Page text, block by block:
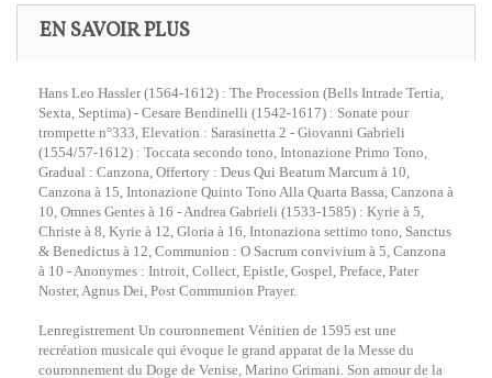
EN SAVOIR PLUS
Hans Leo Hassler (1564-1612) : The Procession (Bells Intrade Tertia,
Sexta, Septima) - Cesare Bendinelli (1542-1617) : Sonate pour
trompette n°333, Elevation : Sarasinetta 2 - Giovanni Gabrieli
(1554/57-1612) : Toccata secondo tono, Intonazione Primo Tono,
Gradual : Canzona, Offertory : Deus Qui Beatum Marcum à 10,
Canzona à 15, Intonazione Quinto Tono Alla Quarta Bassa, Canzona à
10, Omnes Gentes à 16 - Andrea Gabrieli (1533-1585) : Kyrie à 5,
Christe à 8, Kyrie à 12, Gloria à 16, Intonaziona settimo tono, Sanctus
& Benedictus à 12, Communion : O Sacrum convivium à 5, Canzona
à 10 - Anonymes : Introit, Collect, Epistle, Gospel, Preface, Pater
Noster, Agnus Dei, Post Communion Prayer.
Lenregistrement Un couronnement Vénitien de 1595 est une
recréation musicale qui évoque le grand apparat de la Messe du
couronnement du Doge de Venise, Marino Grimani. Son amour de la